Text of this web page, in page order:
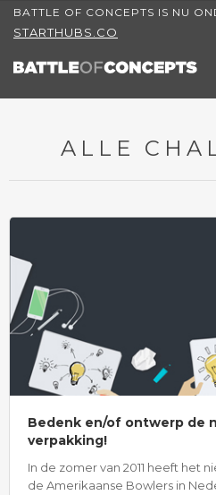
BATTLE OF CONCEPTS IS NU
STARTHUBS.CO
ALLE
Bedenk en/of ontwerp de
verpakking!
In de zomer van 2011 heeft het
de Amerikaanse Bowlers in